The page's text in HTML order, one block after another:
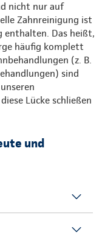
nicht nur auf
Zahnreinigung ist
enthalten. Das heißt,
häufig komplett
(z. B.
sind
Lücke schließen
und